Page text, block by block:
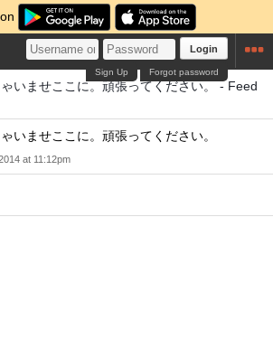
Login
Forgot password
Sign Up
いませここに。頑張ってください。 - Feed
いませここに。頑張ってください。
at 11:12pm